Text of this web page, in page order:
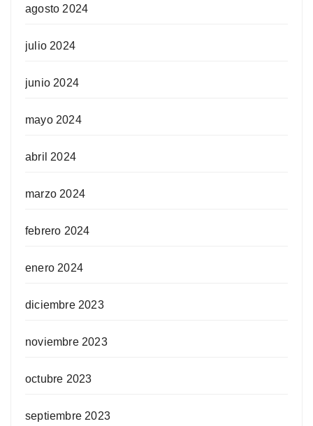
agosto 2024
julio 2024
junio 2024
mayo 2024
abril 2024
marzo 2024
febrero 2024
enero 2024
diciembre 2023
noviembre 2023
octubre 2023
septiembre 2023